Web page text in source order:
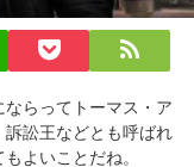
らってトーマス・ア
訴訟王などとも呼ばれ
よいことだね。